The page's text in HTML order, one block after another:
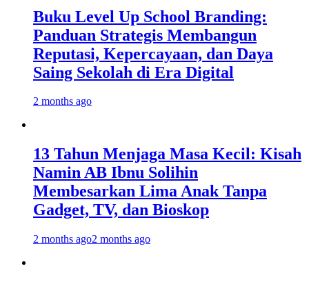
Buku Level Up School Branding:
Panduan Strategis Membangun
Reputasi, Kepercayaan, dan Daya
Saing Sekolah di Era Digital
2 months ago
13 Tahun Menjaga Masa Kecil: Kisah
Namin AB Ibnu Solihin
Membesarkan Lima Anak Tanpa
Gadget, TV, dan Bioskop
2 months ago2 months ago